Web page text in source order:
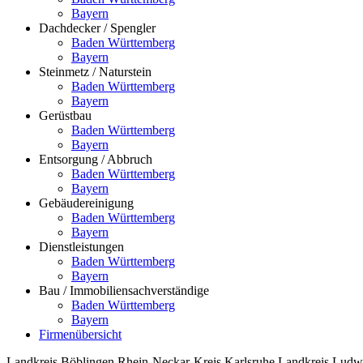
Bayern
Dachdecker / Spengler
Baden Württemberg
Bayern
Steinmetz / Naturstein
Baden Württemberg
Bayern
Gerüstbau
Baden Württemberg
Bayern
Entsorgung / Abbruch
Baden Württemberg
Bayern
Gebäudereinigung
Baden Württemberg
Bayern
Dienstleistungen
Baden Württemberg
Bayern
Bau / Immobiliensachverständige
Baden Württemberg
Bayern
Firmenübersicht